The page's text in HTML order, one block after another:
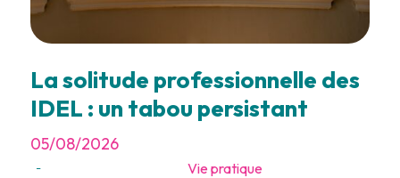
La solitude professionnelle des
IDEL : un tabou persistant
05/08/2026
- Vie pratique